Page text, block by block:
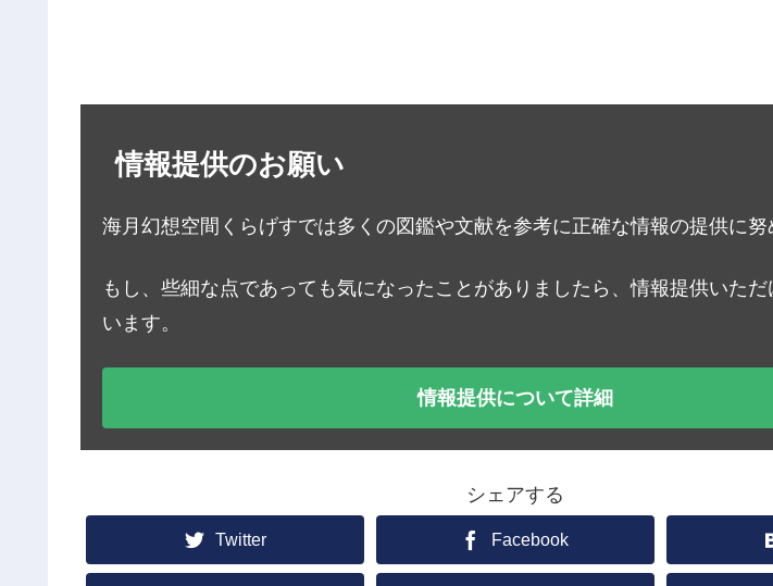
情報提供のお願い
海月幻想空間くらげすでは多くの図鑑や文献を参考に正確な情報の提供に努
もし、些細な点であっても気になったことがありましたら、情報提供いた
います。
情報提供について詳細
シェアする
Twitter Facebook